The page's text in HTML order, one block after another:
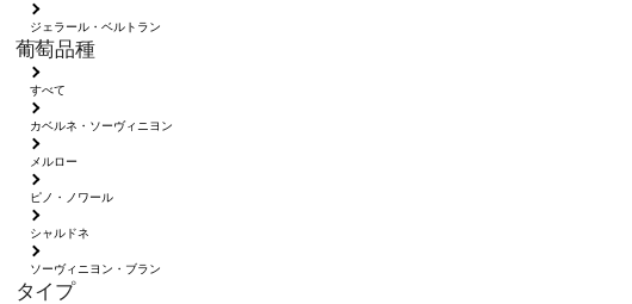
ジェラール・ベルトラン
葡萄品種
すべて
カベルネ・ソーヴィニヨン
メルロー
ピノ・ノワール
シャルドネ
ソーヴィニヨン・ブラン
タイプ